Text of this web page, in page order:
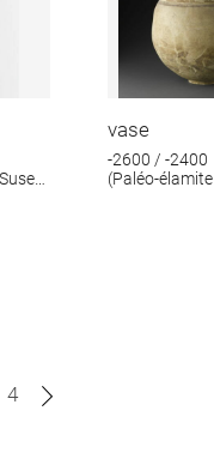
vase
-2600 / -2400
(Paléo-
4